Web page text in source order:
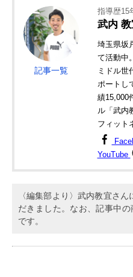
記事一覧
指導歴15
武内 教
埼玉県坂
て活動中
ミドル世
ポートし
績15,000
ル「武内
フィット
YouTube
〈編集部より〉武内教宜さ
だきました。なお、記事中
です。